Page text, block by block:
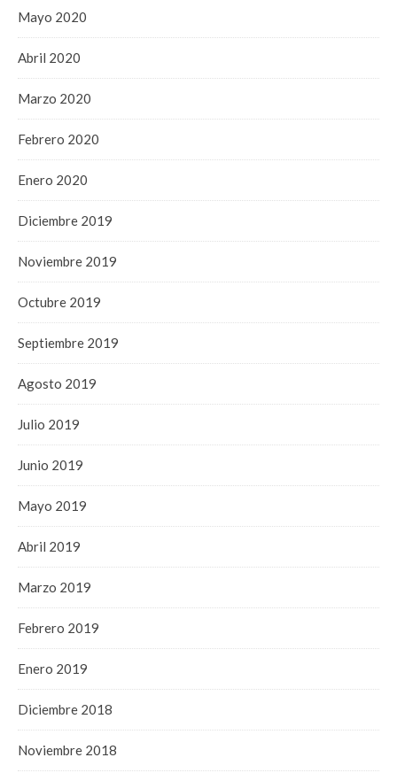
Mayo 2020
Abril 2020
Marzo 2020
Febrero 2020
Enero 2020
Diciembre 2019
Noviembre 2019
Octubre 2019
Septiembre 2019
Agosto 2019
Julio 2019
Junio 2019
Mayo 2019
Abril 2019
Marzo 2019
Febrero 2019
Enero 2019
Diciembre 2018
Noviembre 2018